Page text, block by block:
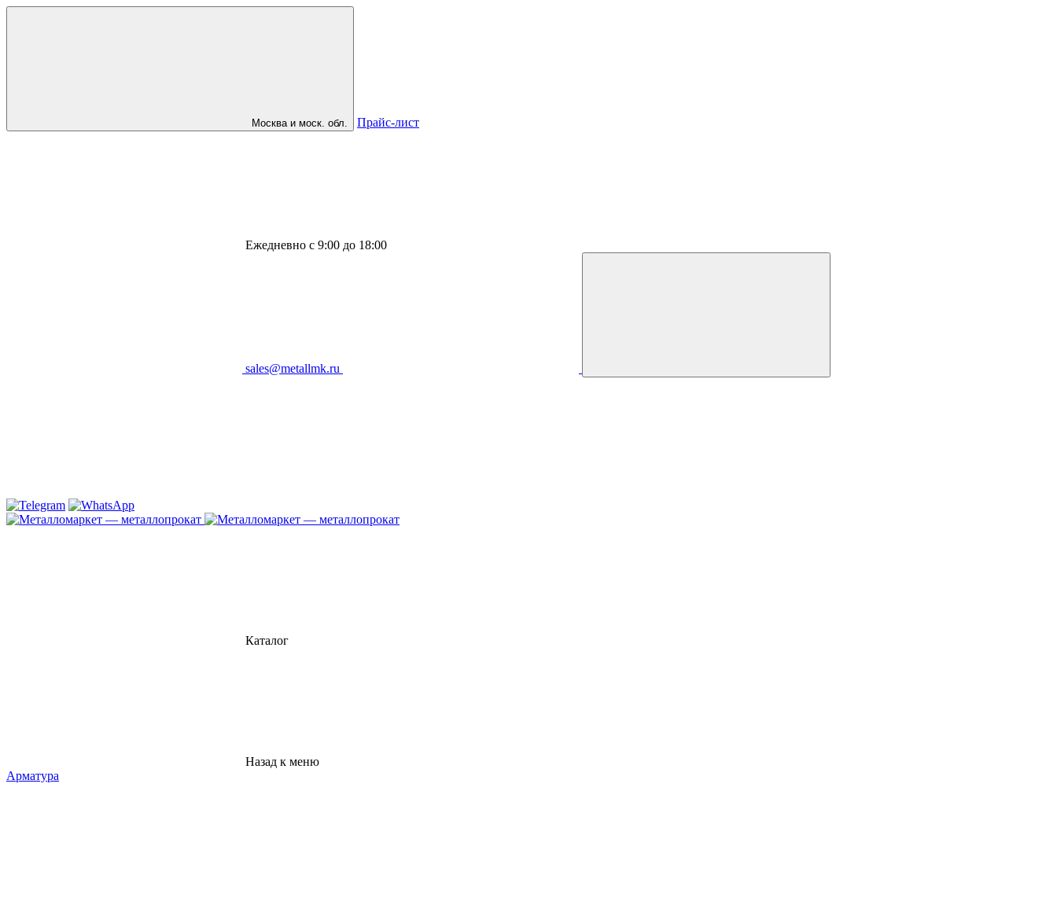
Москва и моск. обл. Прайс-лист
Ежедневно с 9:00 до 18:00
sales@metallmk.ru
Каталог
Назад к меню
Арматура